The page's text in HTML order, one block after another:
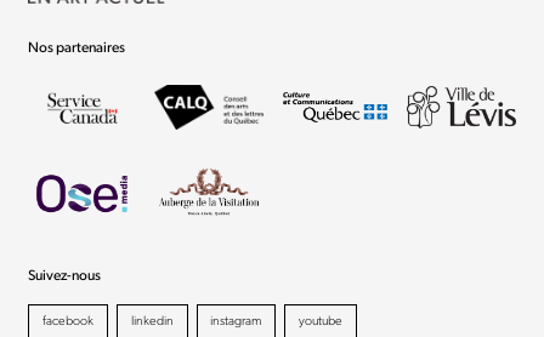
Nos partenaires
Suivez-nous
facebook linkedin instagram youtube